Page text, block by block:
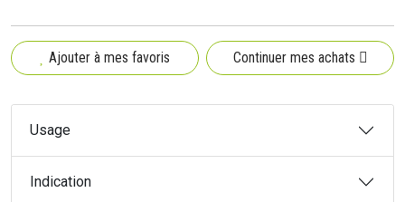
Ajouter à mes favoris Continuer mes achats
Usage
Indication